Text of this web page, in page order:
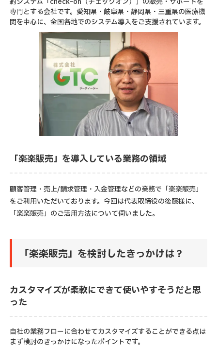
専門とする会社です。愛知県・岐阜県・静岡県・三重県の医療機
関を中心に、全国各地でのシステム導入をご支援されています。
「楽楽販売」を導入している業務の領域
顧客管理・売上/請求管理・入金管理などの業務で「楽楽販売」
をご利用いただいております。今回は代表取締役の後藤様に、
「楽楽販売」のご活用方法について伺いました。
「楽楽販売」を検討したきっかけは？
カスタマイズが柔軟にできて使いやすそうだと思
った
自社の業務フローに合わせてカスタマイズすることができる点は
まず検討のきっかけになったポイントです。